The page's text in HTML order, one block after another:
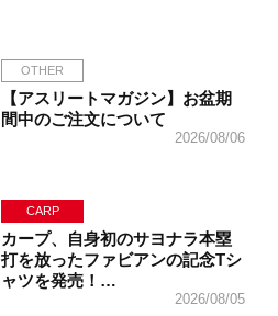
OTHER
【アスリートマガジン】お盆期
間中のご注文について
2026/08/06
CARP
カープ、自身初のサヨナラ本塁
打を放ったファビアンの記念Tシ
ャツを発売！…
2026/08/05